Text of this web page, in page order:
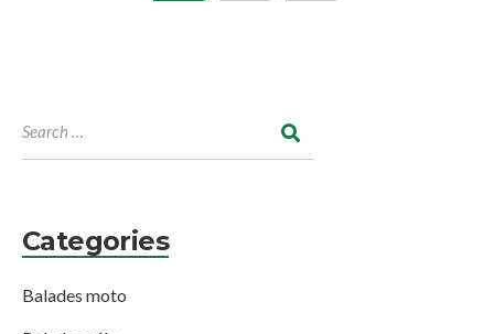
Categories
Balades moto